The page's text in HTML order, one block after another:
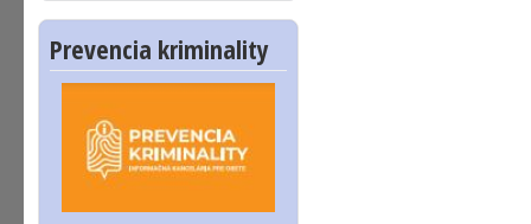
Prevencia kriminality